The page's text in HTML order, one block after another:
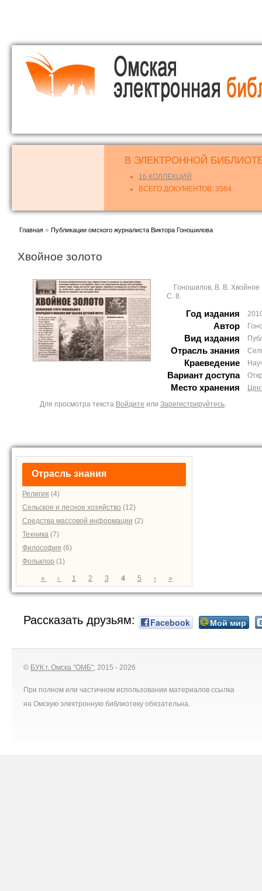
В ЭЛЕКТРОННОЙ
16 КОЛЛЕКЦИЙ
ВСЕГО ДОКУМЕНТОВ: 3564
Вы здесь
Главная »Публикации омского журналиста Виктора Гоношилова
Хвойное золото
Гоношилов, В. В. Хвойное
С. 8.
Год издания
Автор
Вид издания
Отрасль знания
Краеведение
Вариант доступа
Место хранения
Для просмотра текста Войдите или Зарегистрируйтесь.
Отрасль знания
Религия (4)
Сельское и лесное хозяйство (12)
Средства массовой информации (2)
Техника (7)
Философия (6)
Фольклор (1)
Страницы
« ‹ 1 2 3 4 5 › »
Рассказать друзьям: Facebook Мой мир
© БУК г. Омска "ОМБ", 2015 - 2026
При полном или частичном использовании материалов ссылка
на Омскую электронную библиотеку обязательна.